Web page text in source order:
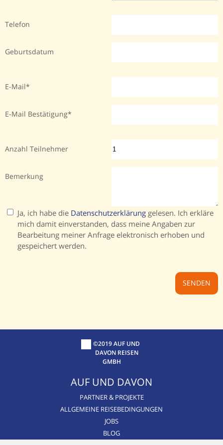
Telefon
Geburtsdatum
E-Mail
E-Mail Bestätigung
Anzahl Teilnehmer
Bemerkung
Ja, ich habe die Datenschutzerklärung gelesen. Ich erkläre
mich damit einverstanden, dass meine Angaben zur
Bearbeitung meiner Anfrage elektronisch erhoben und
gespeichert werden.
©2019 AUF UND
DAVON REISEN
GMBH
AUF UND DAVON
PARTNER & PROJEKTE
ALLGEMEINE REISEBEDINGUNGEN
JOBS
BLOG